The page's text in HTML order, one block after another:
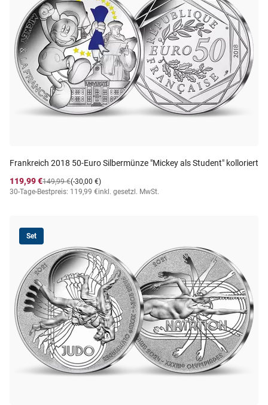
Frankreich 2018 50-Euro Silbermünze "Mickey als Student" kolloriert
119,99 €
(-30,00 €)
149,99 €
30-Tage-Bestpreis: 119,99 €inkl. gesetzl. MwSt.
Set